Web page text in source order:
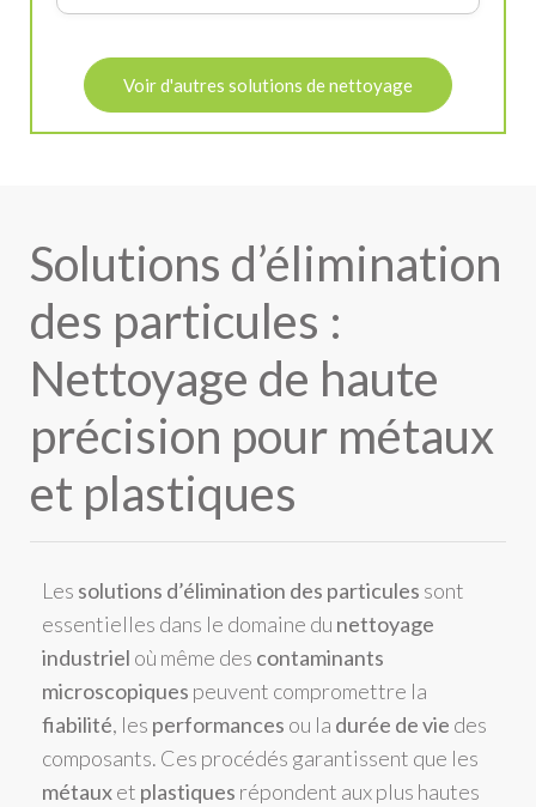
Voir d'autres solutions de nettoyage
Solutions d’élimination
des particules :
Nettoyage de haute
précision pour métaux
et plastiques
Les solutions d’élimination des particules sont
essentielles dans le domaine du nettoyage
industriel où même des contaminants
microscopiques peuvent compromettre la
fiabilité, les performances ou la durée de vie des
composants. Ces procédés garantissent que les
métauxet plastiques répondent aux plus hautes